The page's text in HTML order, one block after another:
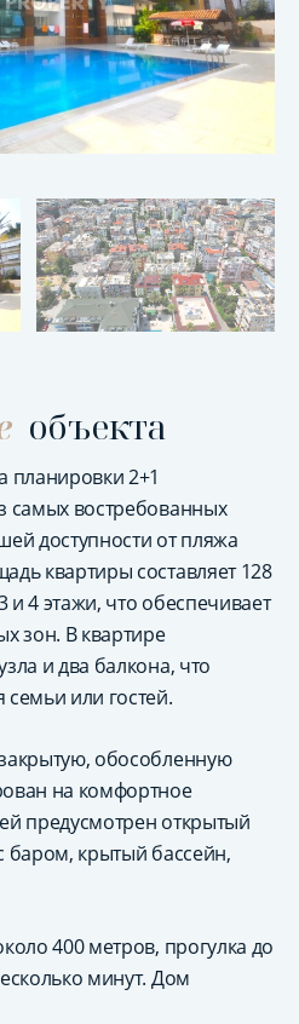
объекта
планировки 2+1
самых востребованных
доступности от пляжа
квартиры составляет 128
и 4 этажи, что обеспечивает
зон. В квартире
и два балкона, что
или гостей.
обособленную
на комфортное
предусмотрен открытый
баром, крытый бассейн,
400 метров, прогулка до
минут. Дом